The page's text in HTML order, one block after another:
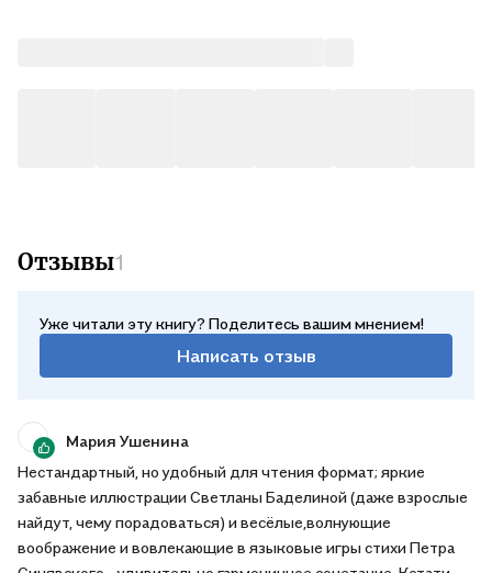
Отзывы1
Уже читали эту книгу? Поделитесь вашим мнением!
Написать отзыв
Мария Ушенина
Нестандартный, но удобный для чтения формат; яркие
забавные иллюстрации Светланы Баделиной (даже взрослые
найдут, чему порадоваться) и весёлые,волнующие
воображение и вовлекающие в языковые игры стихи Петра